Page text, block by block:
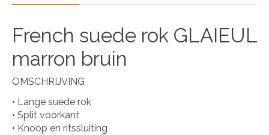
French suede rok GLAIEUL
marron bruin
OMSCHRIJVING
• Lange suede rok
• Split voorkant
• Knoop en ritssluiting